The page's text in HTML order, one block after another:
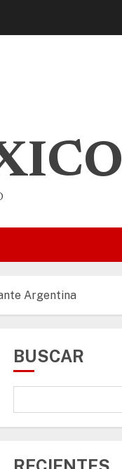
Argentina
BUSCAR